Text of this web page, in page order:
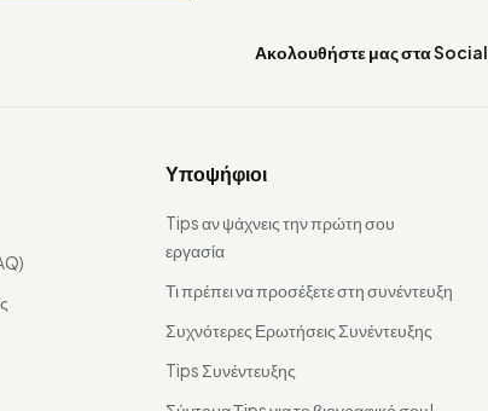
Ακολουθήστε μας στα Social
Υποψήφιοι
Tips αν ψάχνεις την πρώτη σου
εργασία
Τι πρέπει να προσέξετε στη συνέντευξη
Συχνότερες Ερωτήσεις Συνέντευξης
Tips Συνέντευξης